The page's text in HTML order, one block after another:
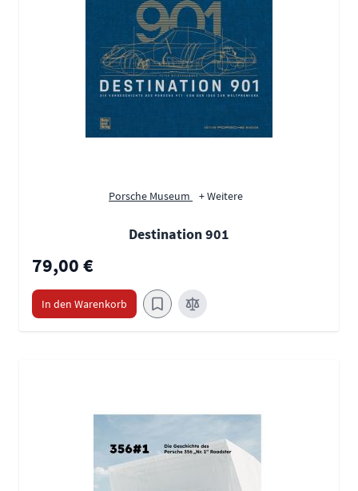
Porsche Museum + Weitere
Destination 901
79,00 €
In den Warenkorb